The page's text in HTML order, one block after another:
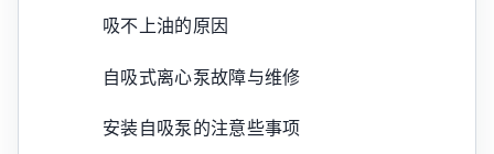
吸不上油的原因
自吸式离心泵故障与维修
安装自吸泵的注意些事项